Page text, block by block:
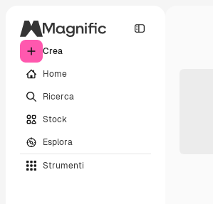
Crea
Home
Ricerca
Stock
Esplora
Strumenti